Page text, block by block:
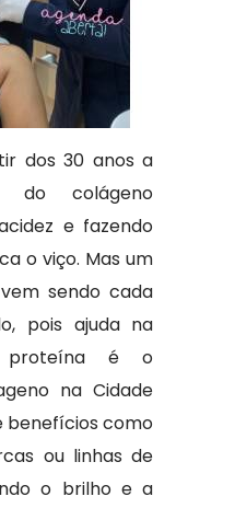
dos 30 anos a
do colágeno
e fazendo
o viço. Mas um
sendo cada
pois ajuda na
proteína é o
na Cidade
benefícios como
ou linhas de
o brilho e a